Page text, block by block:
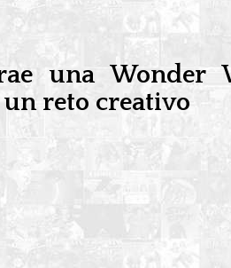
una Wonder
un reto creativo